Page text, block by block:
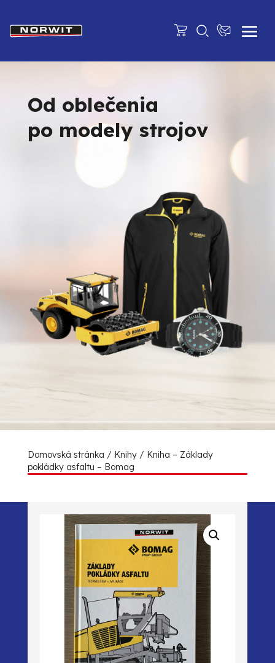
Od oblečenia
po modely strojov
Domovská stránka / Knihy/ Kniha – Základy
pokládky asfaltu – Bomag